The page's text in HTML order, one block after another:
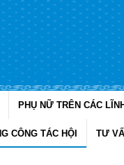
PHỤ NỮ TRÊN CÁC
CÔNG TÁC HỘI TƯ